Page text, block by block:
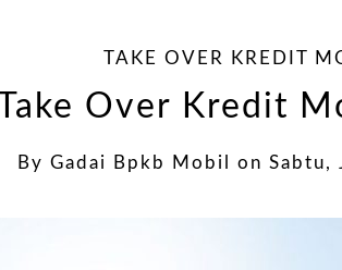
TAKE OVER KREDIT
Over Kredit
By Gadai Bpkb Mobil on Sabtu,